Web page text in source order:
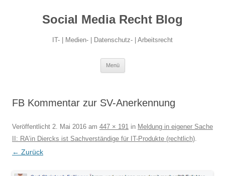
Social Media Recht Blog
IT- | Medien- | Datenschutz- | Arbeitsrecht
Menü
FB Kommentar zur SV-Anerkennung
Veröffentlicht 2. Mai 2016 am 447 × 191 in Meldung in eigener Sache
II: RA’in Diercks ist Sachverständige für IT-Produkte (rechtlich).
← Zurück